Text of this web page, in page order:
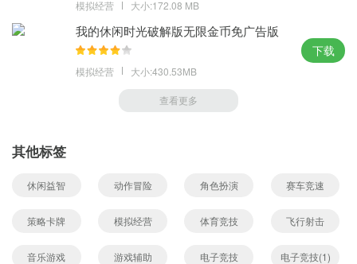
模拟经营 大小:172.08 MB
我的休闲时光破解版无限金币免广告版
模拟经营 大小:430.53MB
下载
查看更多
其他标签
休闲益智 动作冒险 角色扮演 赛车竞速
策略卡牌 模拟经营 体育竞技 飞行射击
音乐游戏 游戏辅助 电子竞技 电子竞技(1)